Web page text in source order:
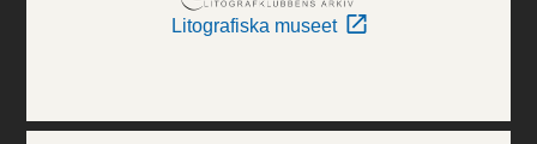
Litografiska museet